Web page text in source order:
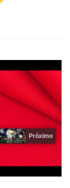
Próximo